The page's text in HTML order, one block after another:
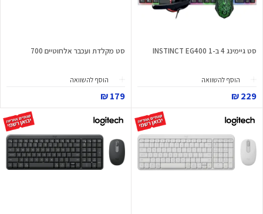
סט גיימינג 4 ב-1 INSTINCT EG400
הוסף להשוואה
229 ₪
סט מקלדת ועכבר אלחוטיים 700
הוסף להשוואה
179 ₪